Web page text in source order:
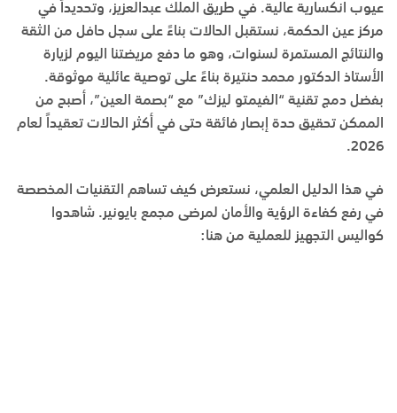
عيوب انكسارية عالية. في طريق الملك عبدالعزيز، وتحديداً في
مركز عين الحكمة، نستقبل الحالات بناءً على سجل حافل من الثقة
والنتائج المستمرة لسنوات، وهو ما دفع مريضتنا اليوم لزيارة
الأستاذ الدكتور محمد حنتيرة بناءً على توصية عائلية موثوقة.
بفضل دمج تقنية “الفيمتو ليزك” مع “بصمة العين”، أصبح من
الممكن تحقيق حدة إبصار فائقة حتى في أكثر الحالات تعقيداً لعام
2026.
في هذا الدليل العلمي، نستعرض كيف تساهم التقنيات المخصصة
في رفع كفاءة الرؤية والأمان لمرضى مجمع بايونير. شاهدوا
كواليس التجهيز للعملية من هنا: